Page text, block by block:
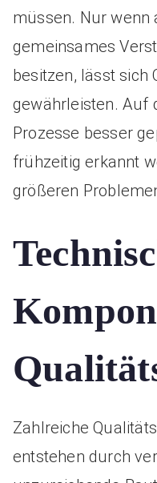
müssen. Nur wenn
gemeinsames
besitzen, lässt sich
gewährleisten. Auf
Prozesse besser
frühzeitig erkannt
größeren
Zahlreiche
entstehen durch